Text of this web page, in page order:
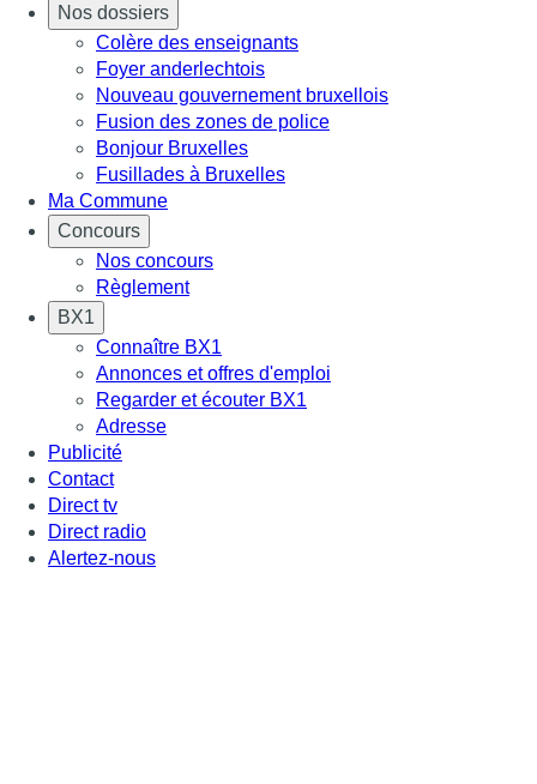
Nos dossiers
Colère des enseignants
Foyer anderlechtois
Nouveau gouvernement bruxellois
Fusion des zones de police
Bonjour Bruxelles
Fusillades à Bruxelles
Ma Commune
Concours
Nos concours
Règlement
BX1
Connaître BX1
Annonces et offres d'emploi
Regarder et écouter BX1
Adresse
Publicité
Contact
Direct tv
Direct radio
Alertez-nous